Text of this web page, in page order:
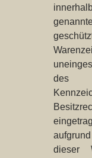
des
dieser